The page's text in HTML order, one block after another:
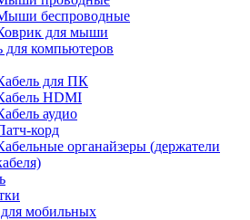
беспроводные
для мыши
для компьютеров
для ПК
HDMI
аудио
корд
органайзеры (держатели
мобильных